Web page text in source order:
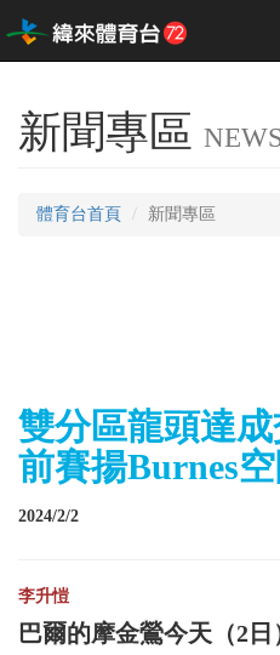
新聞專區
體育台首頁 新聞專區
雙分區龍頭達
前賽揚Burnes
2024/2/2
李升愷
巴爾的摩金鶯今天（2